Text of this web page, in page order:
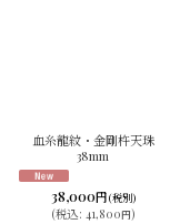
血糸龍紋・金剛杵天珠
38mm
38,000円(税別)
(税込: 41,800円)